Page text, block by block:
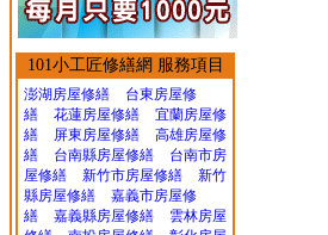
101小工匠修繕網 服務項目
澎湖房屋修繕
台東房屋修
繕
花蓮房屋修繕
宜蘭房屋修
繕
屏東房屋修繕
高雄房屋修
繕
台南縣房屋修繕
台南市房
屋修繕
新竹市房屋修繕
新竹
縣房屋修繕
嘉義市房屋修
繕
嘉義縣房屋修繕
雲林房屋